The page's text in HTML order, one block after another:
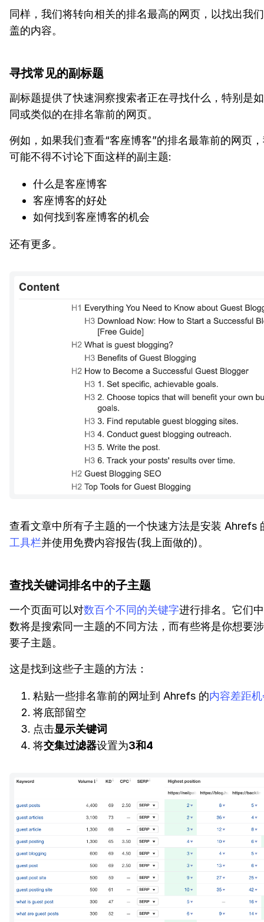
同样，我们将转向相关的排名最高的网页，以找出我
盖的内容。
寻找常见的副标题
副标题提供了快速洞察搜索者正在寻找什么，特别是
同或类似的在排名靠前的网页。
例如，如果我们查看“客座博客”的排名最靠前的网页
可能不得不讨论下面这样的副主题:
什么是客座博客
客座博客的好处
如何找到客座博客的机会
还有更多。
查看文章中所有子主题的一个快速方法是安装 Ahrefs
工具栏并使用免费内容报告(我上面做的)。
查找关键词排名中的子主题
一个页面可以对数百个不同的关键字进行排名。它们
数将是搜索同一主题的不同方法，而有些将是你想要
要子主题。
这是找到这些子主题的方法：
粘贴一些排名靠前的网址到 Ahrefs 的内容差距
将底部留空
点击显示关键词
将交集过滤器设置为3和4